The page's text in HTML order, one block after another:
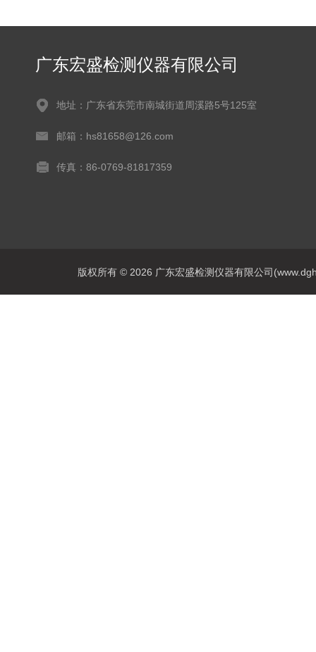
广东宏盛检测仪器有限公司
地址：广东省东莞市南城街道周溪路5号125室
邮箱：hs81658@126.com
传真：86-0769-81817359
版权所有 © 2026 广东宏盛检测仪器有限公司